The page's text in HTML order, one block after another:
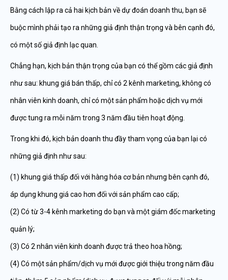
Bằng cách lập ra cả hai kịch bản về dự đoán doanh thu, bạn sẽ
buộc mình phải tạo ra những giả định thận trọng và bên cạnh đó,
có một số giả định lạc quan.
Chẳng hạn, kịch bản thận trọng của bạn có thể gồm các giả định
như sau: khung giá bán thấp, chỉ có 2 kênh marketing, không có
nhân viên kinh doanh, chỉ có một sản phẩm hoặc dịch vụ mới
được tung ra mỗi năm trong 3 năm đầu tiên hoạt động.
Trong khi đó, kịch bản doanh thu đầy tham vọng của bạn lại có
những giả định như sau:
(1) khung giá thấp đối với hàng hóa cơ bản nhưng bên cạnh đó,
áp dụng khung giá cao hơn đối với sản phẩm cao cấp;
(2) Có từ 3-4 kênh marketing do bạn và một giám đốc marketing
quản lý;
(3) Có 2 nhân viên kinh doanh được trả theo hoa hồng;
(4) Có một sản phẩm/dịch vụ mới được giới thiệu trong năm đầu